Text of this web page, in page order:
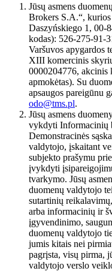
Jūsų asmens
Brokers S.A.“,
Daszyńskiego 1, 00-
kodas): 526-275-91-
Varšuvos apygardos
XIII komercinis
0000204776, akcinis
apmokėtas). Su
apsaugos pareigūnu
odo@tms.pl.
Jūsų asmens
vykdyti Informacinių
Demonstracinės
valdytojo, įskaitant
subjekto prašymu
įvykdyti
tvarkymo. Jūsų
duomenų valdytojo
sutartinių
arba informacinių ir
įgyvendinimo,
duomenų valdytojo
jumis kitais nei
pagrįsta, visų pirma,
valdytojo verslo